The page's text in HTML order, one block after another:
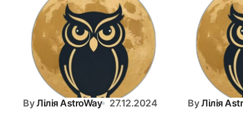
By Лілія AstroWay 27.12.2024 By Лілія